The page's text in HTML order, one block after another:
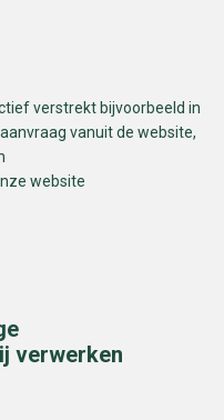
verstrekt bijvoorbeeld in
vanuit de website,
website
verwerken